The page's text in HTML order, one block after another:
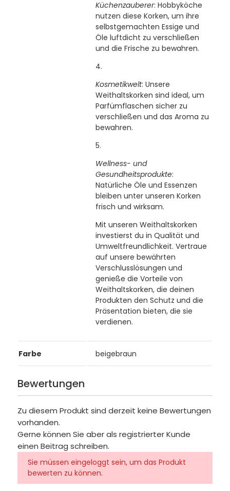
Küchenzauberer: Hobbyköche
nutzen diese Korken, um ihre
selbstgemachten Essige und
Öle luftdicht zu verschließen
und die Frische zu bewahren.
Kosmetikwelt: Unsere
Weithaltskorken sind ideal, um
Parfümflaschen sicher zu
verschließen und das Aroma zu
bewahren.
Wellness- und
Gesundheitsprodukte:
Natürliche Öle und Essenzen
bleiben unter unseren Korken
frisch und wirksam.
Mit unseren Weithaltskorken
investierst du in Qualität und
Umweltfreundlichkeit. Vertraue
auf unsere bewährten
Verschlusslösungen und
genieße die Vorteile von
Weithaltskorken, die deinen
Produkten den Schutz und die
Präsentation bieten, die sie
verdienen.
Farbe beigebraun
Bewertungen
Zu diesem Produkt sind derzeit keine Bewertungen
vorhanden.
Gerne können Sie aber als registrierter Kunde
einen Beitrag schreiben.
Sie müssen eingeloggt sein, um das Produkt
bewerten zu können.